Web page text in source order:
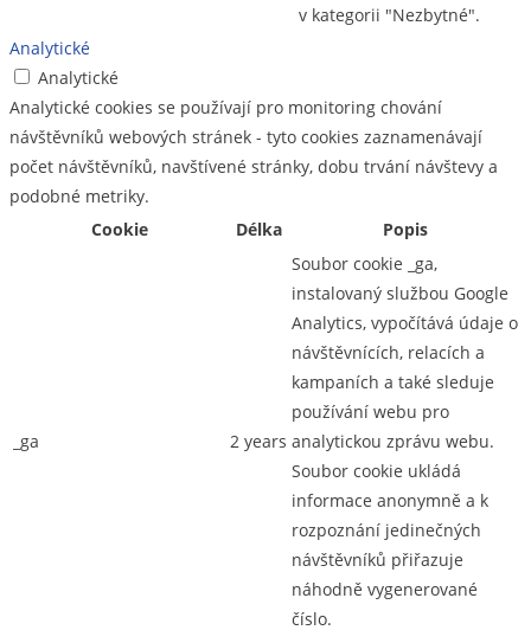
v kategorii "Nezbytné".
Analytické
Analytické
Analytické cookies se používají pro monitoring chování
návštěvníků webových stránek - tyto cookies zaznamenávají
počet návštěvníků, navštívené stránky, dobu trvání návštevy a
podobné metriky.
Cookie
Délka Popis
_ga 2 years
Soubor cookie _ga,
instalovaný službou Google
Analytics, vypočítává údaje o
návštěvnících, relacích a
kampaních a také sleduje
používání webu pro
analytickou zprávu webu.
Soubor cookie ukládá
informace anonymně a k
rozpoznání jedinečných
návštěvníků přiřazuje
náhodně vygenerované
číslo.